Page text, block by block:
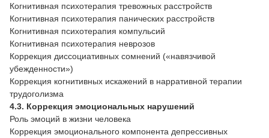
Когнитивная психотерапия тревожных расстройств
Когнитивная психотерапия панических расстройств
Когнитивная психотерапия компульсий
Когнитивная психотерапия неврозов
Коррекция диссоциативных сомнений («навязчивой
убежденности»)
Коррекция когнитивных искажений в нарративной терапии
трудоголизма
4.3. Коррекция эмоциональных нарушений
Роль эмоций в жизни человека
Коррекция эмоционального компонента депрессивных